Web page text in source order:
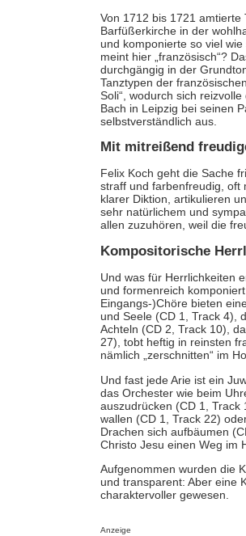
Von 1712 bis 1721
Barfüßerkirche in der
und komponierte so viel
meint hier „französisch“?
durchgängig in der
Tanztypen der
Soli“, wodurch sich
Bach in Leipzig bei seinen
selbstverständlich aus.
Mit mitreißend
Felix Koch geht die Sache
straff und farbenfreudig, oft
klarer Diktion, artikulieren
sehr natürlichem und
allen zuzuhören, weil die
Kompositorische
Und was für Herrlichkeiten
und formenreich
Eingangs-)Chöre bieten
und Seele (CD 1, Track 4),
Achteln (CD 2, Track 10),
27), tobt heftig in reinsten
nämlich „zerschnitten“ im
Und fast jede Arie ist ein
das Orchester wie beim
auszudrücken (CD 1,
wallen (CD 1, Track 22)
Drachen sich aufbäumen
Christo Jesu einen Weg im
Aufgenommen wurden die
und transparent: Aber eine
charaktervoller gewesen.
Anzeige